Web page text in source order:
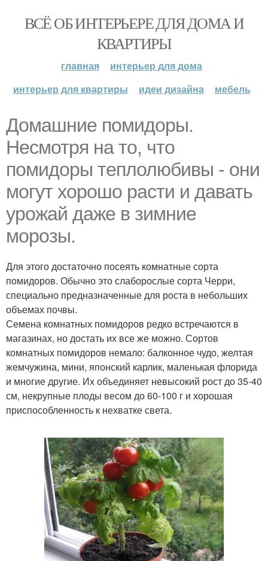
ВСЁ ОБ ИНТЕРЬЕРЕ ДЛЯ ДОМА И
КВАРТИРЫ
главная
интерьер для дома
интерьер для квартиры
идеи дизайна мебель
Домашние помидоры.
Несмотря на то, что
помидоры теплолюбивы - они
могут хорошо расти и давать
урожай даже в зимние
морозы.
Для этого достаточно посеять комнатные сорта
помидоров. Обычно это слаборослые сорта Черри,
специально предназначенные для роста в небольших
объемах почвы.
Семена комнатных помидоров редко встречаются в
магазинах, но достать их все же можно. Сортов
комнатных помидоров немало: балконное чудо, желтая
жемчужина, мини, японский карлик, маленькая флорида
и многие другие. Их объединяет невысокий рост до 35-40
см, некрупные плоды весом до 60-100 г и хорошая
приспособленность к нехватке света.